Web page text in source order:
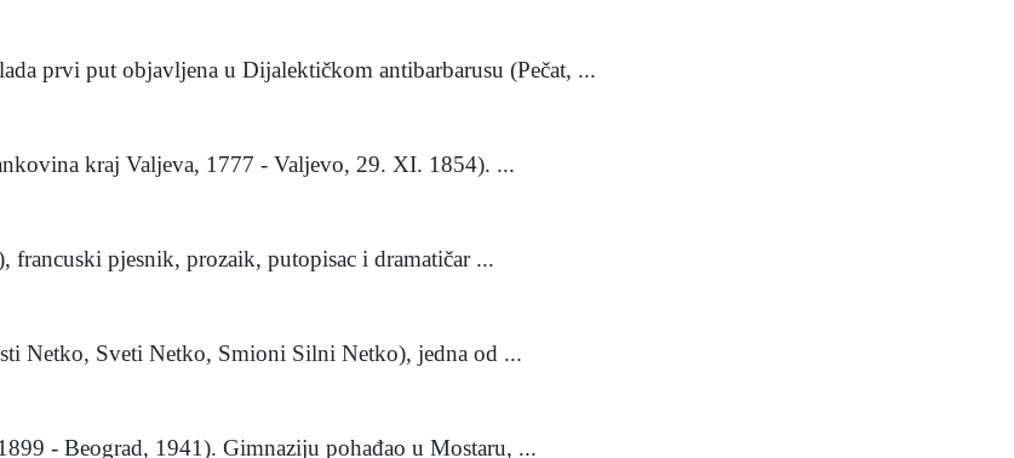
prvi put objavljena u Dijalektičkom antibarbarusu (Pečat, ...
kraj Valjeva, 1777 - Valjevo, 29. XI. 1854). ...
pjesnik, prozaik, putopisac i dramatičar ...
Netko, Sveti Netko, Smioni Silni Netko), jedna od ...
- Beograd, 1941). Gimnaziju pohađao u Mostaru, ...